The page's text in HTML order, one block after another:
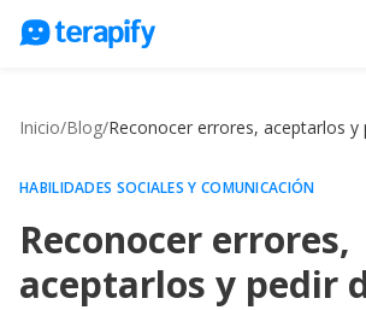
Opiniones
Empresas
Preguntas frecuentes
Inicio/Blog/Reconocer errores, aceptarlos y
HABILIDADES SOCIALES Y COMUNICACIÓN
Reconocer errores,
aceptarlos y pedir